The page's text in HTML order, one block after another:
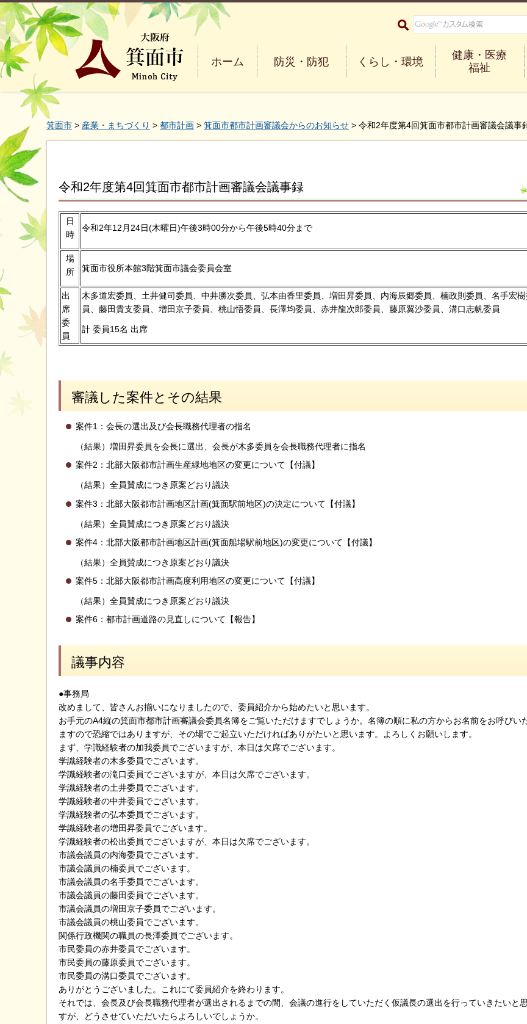
大阪府箕面市 Minoh City
ホーム 防災・防犯 くらし・環境
健康・医療
福祉
箕面市 > 産業・まちづくり > 都市計画 > 箕面市都市計画審議会からのお知らせ > 令和2年度第4回箕面市都市計画審議会議事
令和2年度第4回箕面市都市計画審議会議事録
日
時
令和2年12月24日(木曜日)午後3時00分から午後5時40分まで
場
所
箕面市役所本館3階箕面市議会委員会室
出
席
委
員
木多道宏委員、土井健司委員、中井勝次委員、弘本由香里委員、増田昇委員、内海辰郷委員、楠政則委員、名手宏
員、藤田貴支委員、増田京子委員、桃山悟委員、長澤均委員、赤井龍次郎委員、藤原翼沙委員、溝口志帆委員
計 委員15名 出席
審議した案件とその結果
案件1：会長の選出及び会長職務代理者の指名
（結果）増田昇委員を会長に選出、会長が木多委員を会長職務代理者に指名
案件2：北部大阪都市計画生産緑地地区の変更について【付議】
（結果）全員賛成につき原案どおり議決
案件3：北部大阪都市計画地区計画(箕面駅前地区)の決定について【付議】
（結果）全員賛成につき原案どおり議決
案件4：北部大阪都市計画地区計画(箕面船場駅前地区)の変更について【付議】
（結果）全員賛成につき原案どおり議決
案件5：北部大阪都市計画高度利用地区の変更について【付議】
（結果）全員賛成につき原案どおり議決
案件6：都市計画道路の見直しについて【報告】
議事内容
●事務局
改めまして、皆さんお揃いになりましたので、委員紹介から始めたいと思います。
お手元のA4縦の箕面市都市計画審議会委員名簿をご覧いただけますでしょうか。名簿の順に私の方からお名前をお呼びい
ますので恐縮ではありますが、その場でご起立いただければありがたいと思います。よろしくお願いします。
まず、学識経験者の加我委員でございますが、本日は欠席でございます。
学識経験者の木多委員でございます。
学識経験者の滝口委員でございますが、本日は欠席でございます。
学識経験者の土井委員でございます。
学識経験者の中井委員でございます。
学識経験者の弘本委員でございます。
学識経験者の増田昇委員でございます。
学識経験者の松出委員でございますが、本日は欠席でございます。
市議会議員の内海委員でございます。
市議会議員の楠委員でございます。
市議会議員の名手委員でございます。
市議会議員の藤田委員でございます。
市議会議員の増田京子委員でございます。
市議会議員の桃山委員でございます。
関係行政機関の職員の長澤委員でございます。
市民委員の赤井委員でございます。
市民委員の藤原委員でございます。
市民委員の溝口委員でございます。
ありがとうございました。これにて委員紹介を終わります。
それでは、会長及び会長職務代理者が選出されるまでの間、会議の進行をしていただく仮議長の選出を行っていきたいと
すが、どうさせていただいたらよろしいでしょうか。